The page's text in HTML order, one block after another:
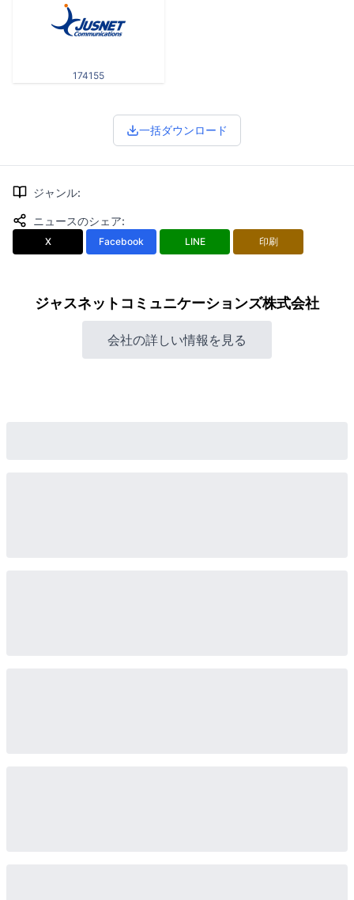
174155
一括ダウンロード
ジャンル:
ニュースのシェア:
X Facebook LINE 印刷
ジャスネットコミュニケーションズ株式会社
会社の詳しい情報を見る